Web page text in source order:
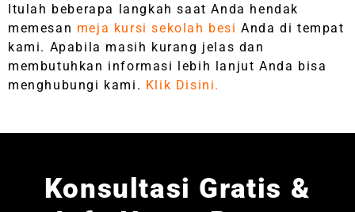
Itulah beberapa langkah saat Anda hendak
memesan meja kursi sekolah besi Anda di tempat
kami. Apabila masih kurang jelas dan
membutuhkan informasi lebih lanjut Anda bisa
menghubungi kami. Klik Disini.
Konsultasi Gratis &